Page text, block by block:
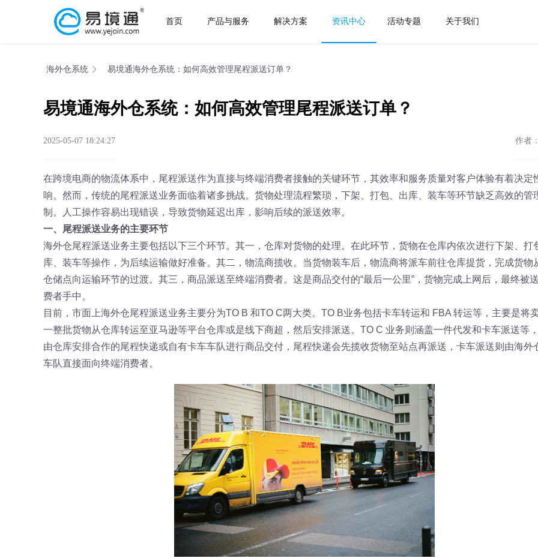
首页 产品与服务 解决方案 资讯中心 活动专题 关于我们
海外仓系统 易境通海外仓系统：如何高效管理尾程派送订单？
易境通海外仓系统：如何高效管理尾程派送订单？
2025-05-07 18:24:27 作者
在跨境电商的物流体系中，尾程派送作为直接与终端消费者接触的关键环节，其效率和服务质量对客户体验有着决定
响。然而，传统的尾程派送业务面临着诸多挑战。货物处理流程繁琐，下架、打包、出库、装车等环节缺乏高效的管
制。人工操作容易出现错误，导致货物延迟出库，影响后续的派送效率。
一、尾程派送业务的主要环节
海外仓尾程派送业务主要包括以下三个环节。其一，仓库对货物的处理。在此环节，货物在仓库内依次进行下架、打
库、装车等操作，为后续运输做好准备。其二，物流商揽收。当货物装车后，物流商将派车前往仓库提货，完成货物
仓储点向运输环节的过渡。其三，商品派送至终端消费者。这是商品交付的“最后一公里”，货物完成上网后，最终被
费者手中。
目前，市面上海外仓尾程派送业务主要分为TO B 和TO C两大类。TO B业务包括卡车转运和 FBA 转运等，主要是将
一整批货物从仓库转运至亚马逊等平台仓库或是线下商超，然后安排派送。TO C 业务则涵盖一件代发和卡车派送等
由仓库安排合作的尾程快递或自有卡车车队进行商品交付，尾程快递会先揽收货物至站点再派送，卡车派送则由海外
车队直接面向终端消费者。